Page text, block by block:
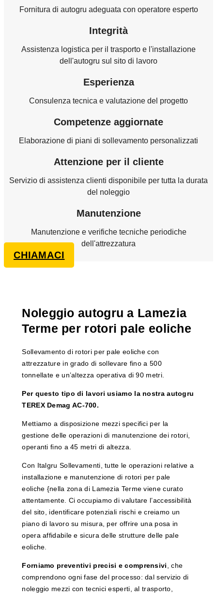
Fornitura di autogru adeguata con operatore esperto
Integrità
Assistenza logistica per il trasporto e l'installazione
dell'autogru sul sito di lavoro
Esperienza
Consulenza tecnica e valutazione del progetto
Competenze aggiornate
Elaborazione di piani di sollevamento personalizzati
Attenzione per il cliente
Servizio di assistenza clienti disponibile per tutta la durata
del noleggio
Manutenzione
Manutenzione e verifiche tecniche periodiche
dell'attrezzatura
CHIAMACI
Noleggio autogru a Lamezia
Terme per rotori pale eoliche
Sollevamento di rotori per pale eoliche con
attrezzature in grado di sollevare fino a 500
tonnellate e un’altezza operativa di 90 metri.
Per questo tipo di lavori usiamo la nostra autogru
TEREX Demag AC-700.
Mettiamo a disposizione mezzi specifici per la
gestione delle operazioni di manutenzione dei rotori,
operanti fino a 45 metri di altezza.
Con Italgru Sollevamenti, tutte le operazioni relative a
installazione e manutenzione di rotori per pale
eoliche {nella zona di Lamezia Terme viene curato
attentamente. Ci occupiamo di valutare l’accessibilità
del sito, identificare potenziali rischi e creiamo un
piano di lavoro su misura, per offrire una posa in
opera affidabile e sicura delle strutture delle pale
eoliche.
Forniamo preventivi precisi e comprensivi, che
comprendono ogni fase del processo: dal servizio di
noleggio mezzi con tecnici esperti, al trasporto,